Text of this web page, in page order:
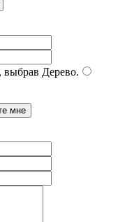
выбрав Дерево.